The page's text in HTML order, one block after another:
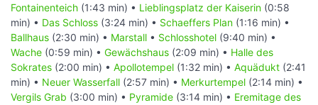
Fontainenteich (1:43 min) • Lieblingsplatz der Kaiserin (0:58
min) • Das Schloss (3:24 min) • Schaeffers Plan (1:16 min) •
Ballhaus (2:30 min) • Marstall • Schlosshotel (9:40 min) •
Wache (0:59 min) • Gewächshaus (2:09 min) • Halle des
Sokrates (2:00 min) • Apollotempel (1:32 min) • Aquädukt (2:41
min) • Neuer Wasserfall (2:57 min) • Merkurtempel (2:14 min) •
Vergils Grab (3:00 min) • Pyramide (3:14 min) • Eremitage des